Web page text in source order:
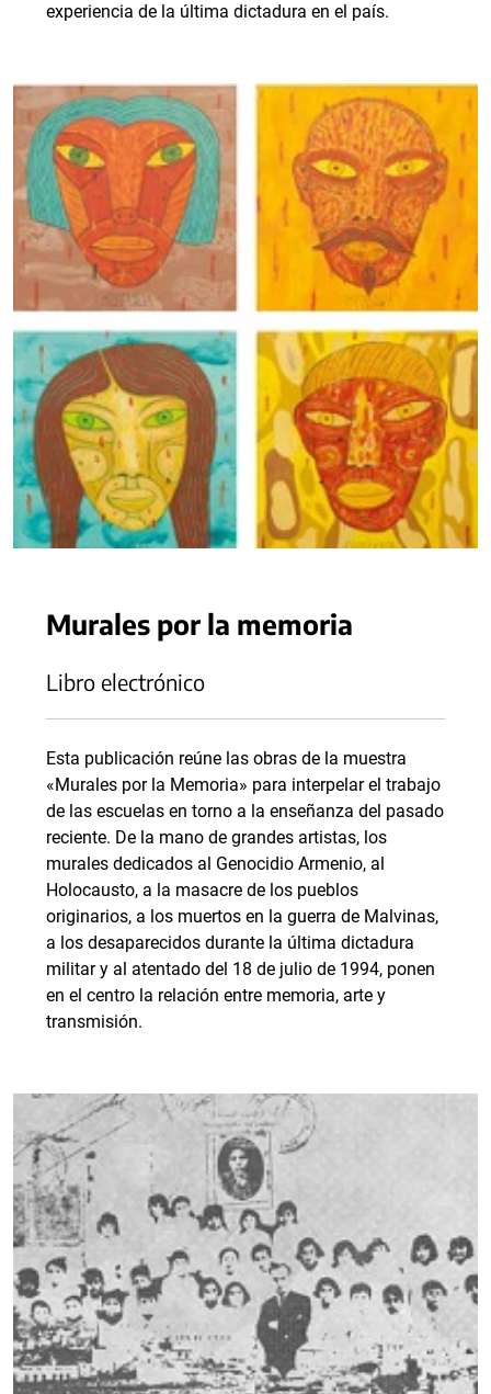
experiencia de la última dictadura en el país.
Murales por la memoria
Libro electrónico
Esta publicación reúne las obras de la muestra
«Murales por la Memoria» para interpelar el trabajo
de las escuelas en torno a la enseñanza del pasado
reciente. De la mano de grandes artistas, los
murales dedicados al Genocidio Armenio, al
Holocausto, a la masacre de los pueblos
originarios, a los muertos en la guerra de Malvinas,
a los desaparecidos durante la última dictadura
militar y al atentado del 18 de julio de 1994, ponen
en el centro la relación entre memoria, arte y
transmisión.